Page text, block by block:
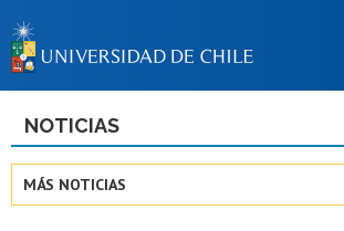
BIBLIOTECAS
Estudiantes
NOTICIAS
MÁS NOTICIAS